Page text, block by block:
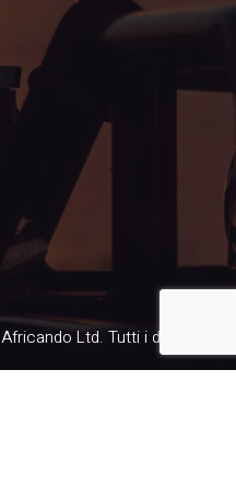
Ltd. Tutti i diritti